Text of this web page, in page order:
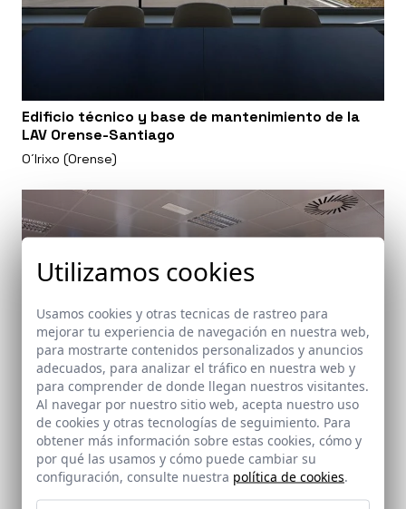
Edificio técnico y base de mantenimiento de la
LAV Orense-Santiago
O´Irixo (Orense)
Utilizamos cookies
Usamos cookies y otras tecnicas de rastreo para
mejorar tu experiencia de navegación en nuestra web,
para mostrarte contenidos personalizados y anuncios
adecuados, para analizar el tráfico en nuestra web y
para comprender de donde llegan nuestros visitantes.
Al navegar por nuestro sitio web, acepta nuestro uso
de cookies y otras tecnologías de seguimiento. Para
obtener más información sobre estas cookies, cómo y
por qué las usamos y cómo puede cambiar su
configuración, consulte nuestra política de cookies.